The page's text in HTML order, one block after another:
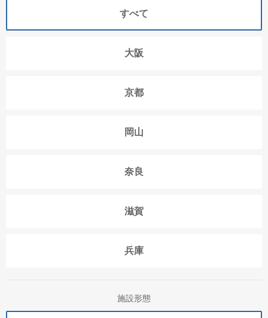
すべて
大阪
京都
岡山
奈良
滋賀
兵庫
施設形態